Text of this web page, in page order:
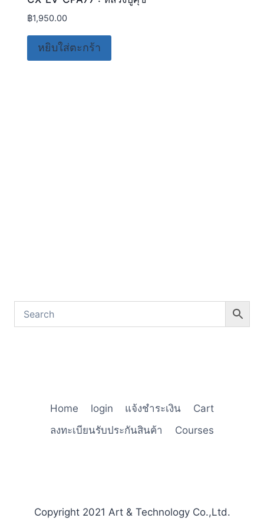
฿1,950.00
หยิบใส่ตะกร้า
Home login แจ้งชำระเงิน
Cart
ลงทะเบียนรับประกันสินค้า
Courses
Copyright 2021 Art & Technology Co.,Ltd.